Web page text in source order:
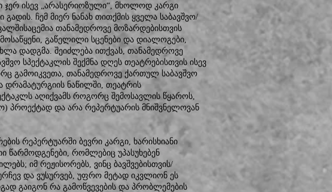
ჯერ ისევ „არასერიოზული“, მხოლოდ კარგი
ჩემ მიერ ნანახ თითქმის ყველა საბავშვო/
თანამედროვე მოზარდებისთვის
გაწელილი სცენები და დიალოგები,
დადგმა. შეიძლება ითქვას, თანამედროვე
სპექტაკლის შექმნა დღეს თეატრებისთვის ისევ
გამოიკვეთა, თანამედროვე ქართულ საბავშვო
დრამატურგიის ნაწილში, თეატრის
აღიქვამს როგორც შემოსავლის წყაროს,
და არა რეპერტუარის მნიშვნელოვან
რეპერტუარში ბევრი კარგი, ხარისხიანი
წარმოდგენები, რომლებიც უპასუხებენ
იმ რეჟისორებს, ვინც ბავშვებისთვის/
და ვუსურვებ, უფრო მეტად იკვლიონ ეს
გაიგონ რა გამოწვევების და პრობლემების